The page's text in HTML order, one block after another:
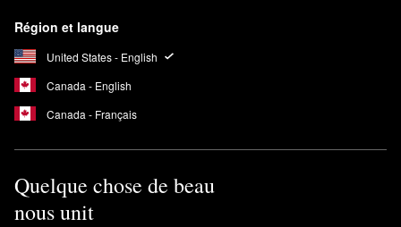
Région et langue
United States - English
Canada - English
Canada - Français
Quelque chose de beau
nous unit